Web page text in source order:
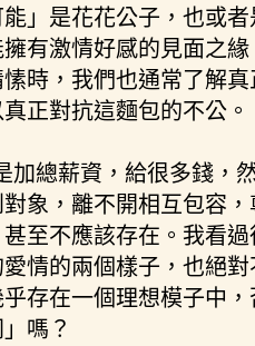
」是花花公子，也或
有激情好感的見面之
時，我們也通常了解
正對抗這麵包的不公。
加總薪資，給很多錢，
象，離不開相互包容
至不應該存在。我看
情的兩個樣子，也絕
存在一個理想模子中
嗎？